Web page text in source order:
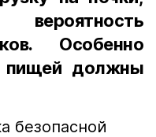
Особенно
пищей должны
безопасной